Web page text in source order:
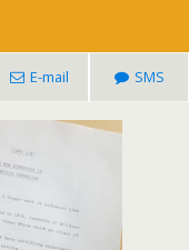
E-mail SMS